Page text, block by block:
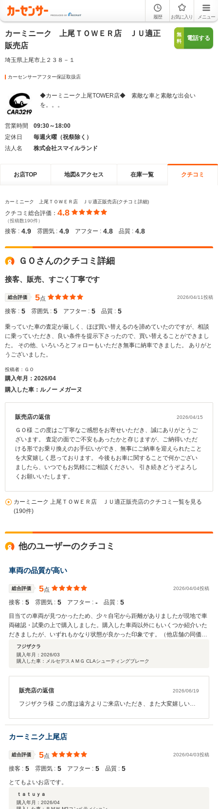
履歴 お気に入り メニュー
カーミニーク 上尾ＴＯＷＥＲ店 ＪＵ適正
販売店
埼玉県上尾市上２３８－１
無
料
電話する
カーセンサーアフター保証取扱店
◆カーミニーク上尾TOWER店◆ 素敵な車と素敵な出会い
を。。。
営業時間
09:30～18:00
定休日
毎週火曜（祝祭除く）
法人名
株式会社スマイルランド
お店TOP 地図&アクセス 在庫一覧 クチコミ
カーミニーク 上尾ＴＯＷＥＲ店 ＪＵ適正販売店(クチコミ詳細)
クチコミ総合評価： 4.8
（投稿数190件）
接客 : 4.9 雰囲気 : 4.9 アフター : 4.8 品質 : 4.8
ＧＯさんのクチコミ詳細
接客、販売、すごく丁寧です
総合評価 5点 2026/04/11投稿
接客 : 5 雰囲気 : 5 アフター : 5 品質 : 5
乗っていた車の査定が厳しく、ほぼ買い替えるのを諦めていたのですが、相談
に乗っていただき、良い条件を提示下さったので、買い替えることができまし
た。 その他、いろいろとフォローもいただき無事に納車できました。 ありがと
うございました。
投稿者：ＧＯ
購入年月： 2026/04
購入した車：ルノー メガーヌ
販売店の返信 2026/04/15
ＧＯ様 この度はご丁寧なご感想をお寄せいただき、誠にありがとうご
ざいます。 査定の面でご不安もあったかと存じますが、ご納得いただ
ける形でお乗り換えのお手伝いができ、無事にご納車を迎えられたこと
を大変嬉しく思っております。 今後もお車に関することで何かござい
ましたら、いつでもお気軽にご相談ください。 引き続きどうぞよろし
くお願いいたします。
カーミニーク 上尾ＴＯＷＥＲ店 ＪＵ適正販売店のクチコミ一覧を見る
(190件)
他のユーザーのクチコミ
車両の品質が高い
総合評価 5点 2026/04/04投稿
接客 : 5 雰囲気 : 5 アフター : ‐ 品質 : 5
目当ての車両が見つかったため、少々自宅から距離がありましたが現地で車
両確認・試乗の上で購入しました。購入した車両以外にもいくつか紹介いた
だきましたが、いずれもかなり状態が良かった印象です。（他店舗の同価格
帯比） 店舗も大変綺麗で、来店予約をした車両は店内でゆっくりと確認させ
フジザクラ
購入年月： 2026/03
購入した車：メルセデスＡＭＧ CLAシューティングブレーク
販売店の返信 2026/06/19
フジザクラ様 この度は遠方よりご来店いただき、また大変嬉しいお
ただけましたこと大変光栄に思っております。 また、展示車両の品
質や店舗環境につきましても高い評価をいただき、スタッフ一同大
変嬉しく感じております。ご来店いただいたお客様には、ゆっくり
と安心してお車をご確認いただけるよう心掛けておりますので、そ
のようなお言葉をいただけたことは大きな励みになります。 ご納車
後も安心してカーライフをお楽しみいただけますよう、アフターフ
ォローも含めて精一杯サポートさせていただきます。 この度は数あ
る販売店の中から弊社をお選びいただき、誠にありがとうございま
した。 今後とも末永いお付き合いのほど、何卒よろしくお願い申し
カーミニク上尾店
総合評価 5点 2026/04/03投稿
接客 : 5 雰囲気 : 5 アフター : 5 品質 : 5
とてもよいお店です。
ｔａｔｕｙａ
購入年月： 2026/04